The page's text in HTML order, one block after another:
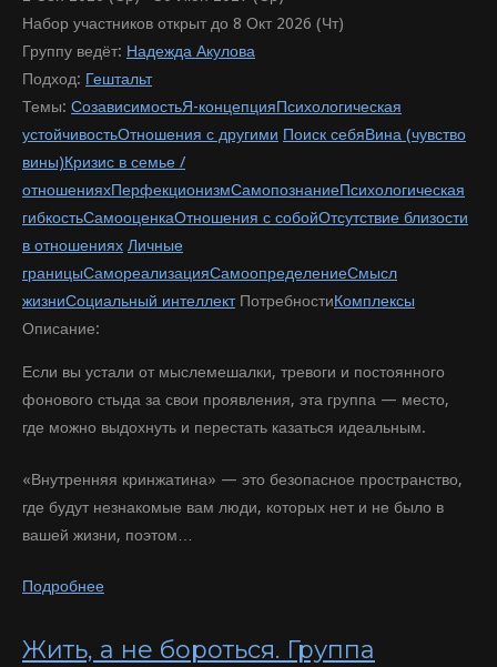
Набор участников открыт до 8 Окт 2026 (Чт)
Группу ведёт: Надежда Акулова
Подход: Гештальт
Темы: СозависимостьЯ-концепцияПсихологическая
устойчивостьОтношения с другими Поиск себяВина (чувство
вины)Кризис в семье /
отношенияхПерфекционизмСамопознаниеПсихологическая
гибкостьСамооценкаОтношения с собойОтсутствие близости
в отношениях Личные
границыСамореализацияСамоопределениеСмысл
жизниСоциальный интеллект ПотребностиКомплексы
Описание:
Если вы устали от мыслемешалки, тревоги и постоянного
фонового стыда за свои проявления, эта группа — место,
где можно выдохнуть и перестать казаться идеальным.
«Внутренняя кринжатина» — это безопасное пространство,
где будут незнакомые вам люди, которых нет и не было в
вашей жизни, поэтом…
Подробнее
Жить, а не бороться. Группа